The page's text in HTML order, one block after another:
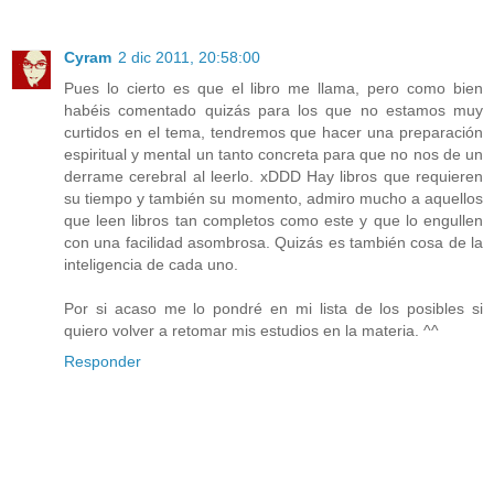
Cyram 2 dic 2011, 20:58:00
Pues lo cierto es que el libro me llama, pero como bien
habéis comentado quizás para los que no estamos muy
curtidos en el tema, tendremos que hacer una preparación
espiritual y mental un tanto concreta para que no nos de un
derrame cerebral al leerlo. xDDD Hay libros que requieren
su tiempo y también su momento, admiro mucho a aquellos
que leen libros tan completos como este y que lo engullen
con una facilidad asombrosa. Quizás es también cosa de la
inteligencia de cada uno.
Por si acaso me lo pondré en mi lista de los posibles si
quiero volver a retomar mis estudios en la materia. ^^
Responder